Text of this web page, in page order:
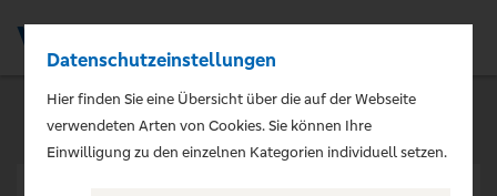
Datenschutzeinstellungen
Hier finden Sie eine Übersicht über die auf der Webseite
verwendeten Arten von Cookies. Sie können Ihre
Einwilligung zu den einzelnen Kategorien individuell setzen.